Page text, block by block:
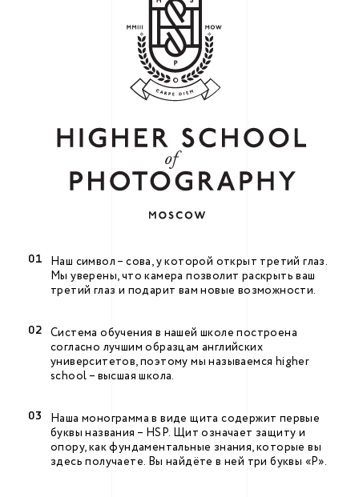
Наш символ – сова, у которой открыт третий глаз.
Мы уверены, что камера позволит раскрыть ваш
третий глаз и подарит вам новые возможности.
Система обучения в нашей школе построена
согласно лучшим образцам английских
университетов, поэтому мы называемся higher
school – высшая школа.
Наша монограмма в виде щита содержит первые
буквы названия – HSP. Щит означает защиту и
опору, как фундаментальные знания, которые вы
здесь получаете. Вы найдёте в ней три буквы «P».